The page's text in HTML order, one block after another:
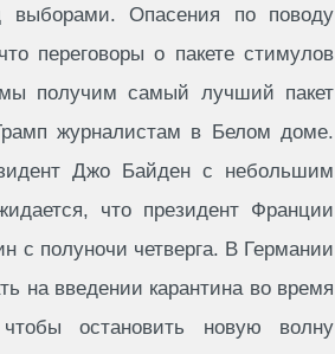
Опасения по поводу
переговоры о пакете стимулов
получим самый лучший пакет
журналистам в Белом доме.
Джо Байден с небольшим
что президент Франции
с полуночи четверга. В Германии
на введении карантина во время
остановить новую волну